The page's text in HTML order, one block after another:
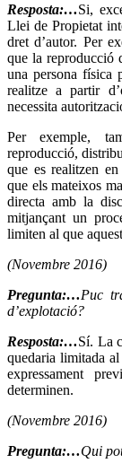
Resposta:…Si,
Llei de Propietat
dret d’autor. Per
que la reproducció
una persona física
realitze a partir
necessita
Per exemple,
reproducció,
que es realitzen
que els mateixos
directa amb la
mitjançant un
limiten al que
(Novembre 2016)
Pregunta:…Puc
d’explotació?
Resposta:…Sí. La
quedaria limitada
expressament
determinen.
(Novembre 2016)
Pregunta:…Qui